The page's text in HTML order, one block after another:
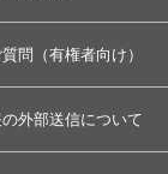
問（有権者向け）
外部送信について